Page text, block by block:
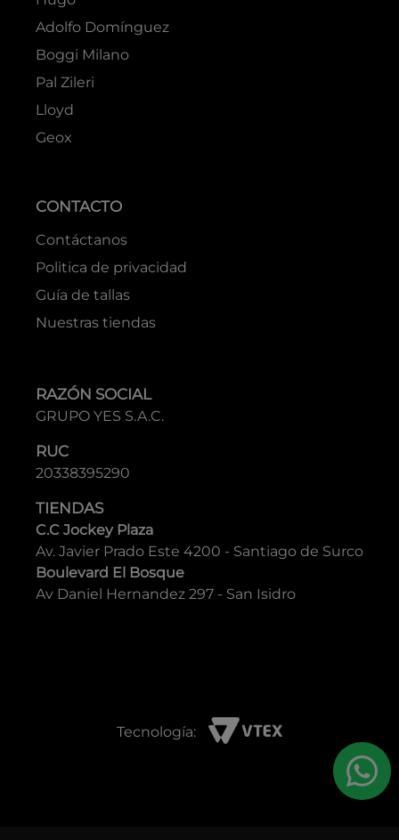
Adolfo Domínguez
Boggi Milano
Pal Zileri
Lloyd
Geox
CONTACTO
Contáctanos
Politica de privacidad
Guía de tallas
Nuestras tiendas
RAZÓN SOCIAL
GRUPO YES S.A.C.
RUC
20338395290
TIENDAS
C.C Jockey Plaza
Av. Javier Prado Este 4200 - Santiago de Surco
Boulevard El Bosque
Av Daniel Hernandez 297 - San Isidro
Tecnología: